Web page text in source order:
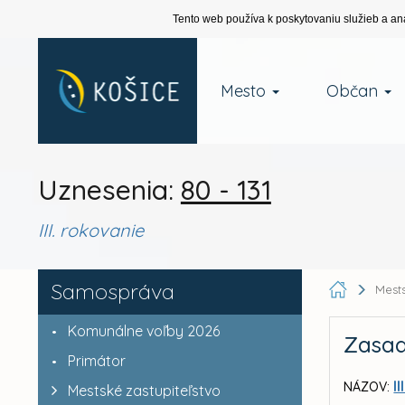
Tento web používa k poskytovaniu služieb a
Mesto Občan
Uznesenia: 80 - 131
III. rokovanie
Samospráva
Komunálne voľby 2026
Primátor
Mestské zastupiteľstvo
NÁZOV: